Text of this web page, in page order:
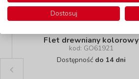
Flet drewniany kolorowy
kod: GO61921
Dostępność do 14 dni
Dostosuj